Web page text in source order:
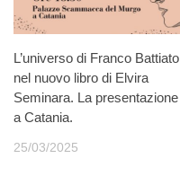
L’universo di Franco Battiato
nel nuovo libro di Elvira
Seminara. La presentazione
a Catania.
25/03/2025